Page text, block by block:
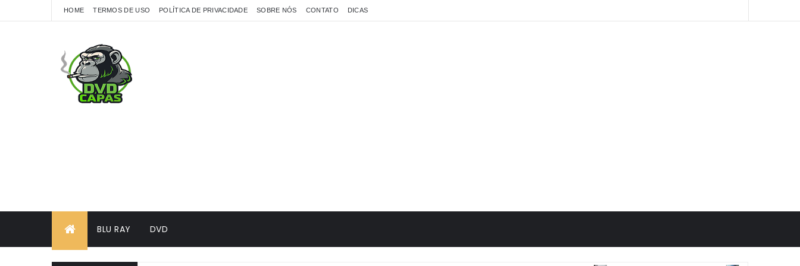
HOME TERMOS DE USO POLÍTICA DE PRIVACIDADE SOBRE NÓS CONTATO DICAS
BLU RAY DVD